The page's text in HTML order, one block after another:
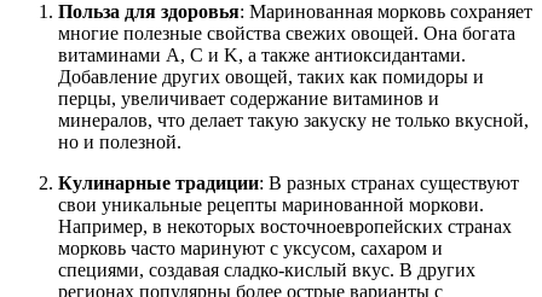
Польза для здоровья: Маринованная морковь сохраняет
многие полезные свойства свежих овощей. Она богата
витаминами A, C и K, а также антиоксидантами.
Добавление других овощей, таких как помидоры и
перцы, увеличивает содержание витаминов и
минералов, что делает такую закуску не только вкусной,
но и полезной.
Кулинарные традиции: В разных странах существуют
свои уникальные рецепты маринованной моркови.
Например, в некоторых восточноевропейских странах
морковь часто маринуют с уксусом, сахаром и
специями, создавая сладко-кислый вкус. В других
регионах популярны более острые варианты с